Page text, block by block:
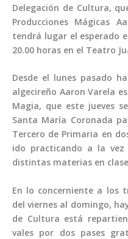
Delegación de Cultura,
Producciones Mágicas
tendrá lugar el esperado
20.00 horas en el Teatro
Desde el lunes pasado
algecireño Aaron Varela
Magia, que este jueves
Santa María Coronada
Tercero de Primaria en
ido practicando a la vez
distintas materias en
En lo concerniente a los
del viernes al domingo,
de Cultura está
vales por dos pases